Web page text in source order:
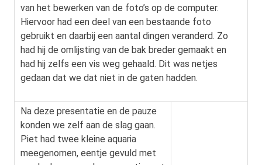
van het bewerken van de foto’s op de computer.
Hiervoor had een deel van een bestaande foto
gebruikt en daarbij een aantal dingen veranderd. Zo
had hij de omlijsting van de bak breder gemaakt en
had hij zelfs een vis weg gehaald. Dit was netjes
gedaan dat we dat niet in de gaten hadden.
Na deze presentatie en de pauze
konden we zelf aan de slag gaan.
Piet had twee kleine aquaria
meegenomen, eentje gevuld met